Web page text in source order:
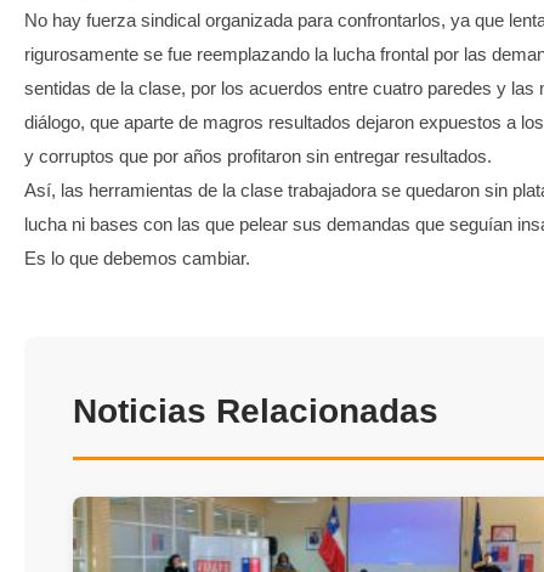
No hay fuerza sindical organizada para confrontarlos, ya que
rigurosamente se fue reemplazando la lucha frontal por las
sentidas de la clase, por los acuerdos entre cuatro paredes y las
diálogo, que aparte de magros resultados dejaron expuestos a
y corruptos que por años profitaron sin entregar resultados.
Así, las herramientas de la clase trabajadora se quedaron sin
lucha ni bases con las que pelear sus demandas que seguían
Es lo que debemos cambiar.
Noticias Relacionadas